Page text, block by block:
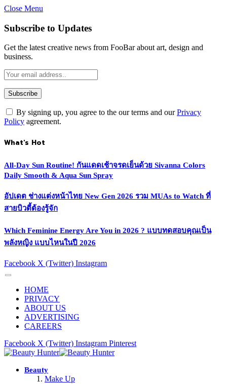
Close Menu
Subscribe to Updates
Get the latest creative news from FooBar about art, design and
business.
By signing up, you agree to the our terms and ourPrivacy
Policy agreement.
What's Hot
All-Day Sun Routine! กันแดดเช้าจรดเย็นด้วย Sivanna Colors
Daily Smooth & Aqua Sun Spray
อัปเดต ช่างแต่งหน้าไทย New Gen 2026 รวม MUAs to Watch ที่
สายบิวตี้ต้องรู้จัก
Which Feminine Energy Are You in 2026 ? แบบทดสอบคุณเป็น
พลังหญิง แบบไหนในปี 2026
Facebook X (Twitter) Instagram
HOME
PRIVACY
ABOUT US
ADVERTISING
CAREERS
Facebook X (Twitter) Instagram Pinterest
Beauty
Make Up